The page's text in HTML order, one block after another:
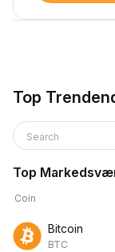
Top
Search
Top
Coin
Bitcoin
BTC